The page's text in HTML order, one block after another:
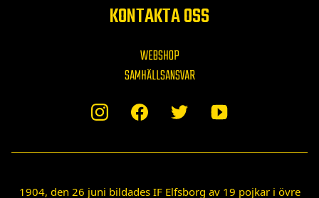
KONTAKTA OSS
WEBSHOP
SAMHÄLLSANSVAR
1904, den 26 juni bildades IF Elfsborg av 19 pojkar i övre